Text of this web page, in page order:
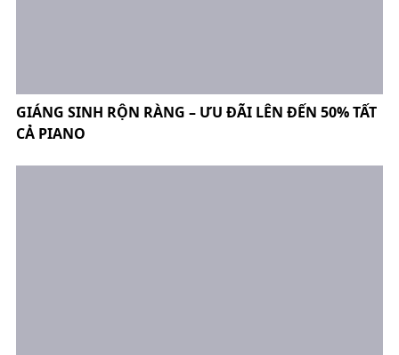
GIÁNG SINH RỘN RÀNG – ƯU ĐÃI LÊN ĐẾN 50% TẤT
CẢ PIANO